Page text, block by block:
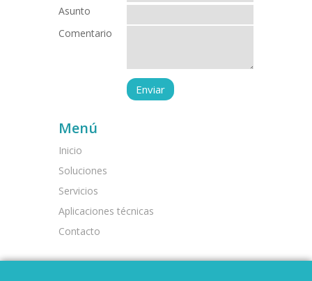
Asunto
Comentario
Menú
Inicio
Soluciones
Servicios
Aplicaciones técnicas
Contacto